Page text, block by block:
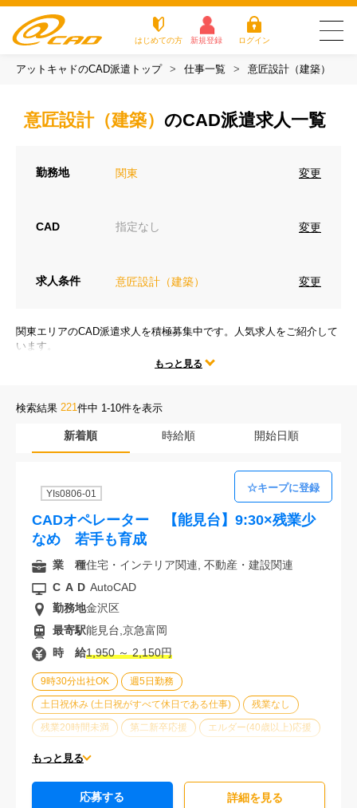
はじめての方 新規登録 ログイン
派遣がはじめての方
転職をご希望の方 企業のご担当者様
名古屋 0120-960-379 0120-978-186
電話受付：平日 9:15～19:00
方
探す
ム
質問
アットキャドのCAD派遣トップ 仕事一覧 意匠設計（建築）
意匠設計（建築） のCAD派遣求人一覧
勤務地 関東 変更
CAD 指定なし 変更
求人条件 意匠設計（建築） 変更
関東エリアのCAD派遣求人を積極募集中です。人気求人をご紹介して
います。
テレワークや時短勤務、残業なしなどの人気な働き方だけではなく、
もっと見る
検索結果 221件中 1-10件を表示
新着順 時給順 開始日順
YIs0806-01
CADオペレーター 【能見台】9:30×残業少
なめ 若手も育成
9時30分出社OK 週5日勤務
土日祝休み (土日祝がすべて休日である仕事) 残業なし
残業20時間未満 第二新卒応援 エルダー(40歳以上)応援
ブランクOK
派遣スタッフ活躍中 未経験歓迎
もっと見る
業 種住宅・インテリア関連, 不動産・建設関連
CAD AutoCAD
勤務地金沢区
最寄駅能見台,京急富岡
時 給1,950 ～ 2,150円
応募する 詳細を⾒る